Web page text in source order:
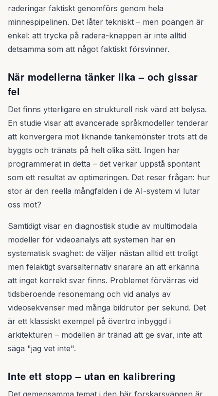
raderingar faktiskt genomförs genom hela
minnespipelinen. Det låter tekniskt – men poängen är
enkel: att trycka på radera-knappen är inte alltid
detsamma som att något faktiskt försvinner.
När modellerna tänker lika – och gissar
fel
Det finns ytterligare en strukturell risk värd att belysa.
En studie visar att avancerade språkmodeller tenderar
att konvergera mot liknande tankemönster trots att de
byggts och tränats på helt olika sätt. Ingen har
programmerat in detta – det verkar uppstå spontant
som ett resultat av optimeringen. Det reser frågan: hur
stor är den reella mångfalden i de AI-system vi lutar
oss mot?
Samtidigt visar en diagnostisk studie av multimodala
modeller för videoanalys att systemen har en
systematisk svaghet: de väljer nästan alltid ett troligt
men felaktigt svarsalternativ snarare än att erkänna
att inget korrekt svar finns. Problemet förvärras vid
tidsberoende resonemang och vid analys av
videosekvenser med många bildrutor per sekund. Det
är ett klassiskt exempel på övertro inbyggd i
arkitekturen – modellen är tränad att ge svar, inte att
säga "jag vet inte".
Inte ett stopp – utan en kalibrering
Det gemensamma temat i den här forskarsvängen är